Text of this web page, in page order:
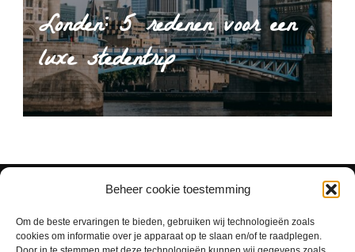
Beheer cookie toestemming
Om de beste ervaringen te bieden, gebruiken wij technologieën zoals
cookies om informatie over je apparaat op te slaan en/of te raadplegen.
Londen: 5 redenen voor een
luxe stedentrip